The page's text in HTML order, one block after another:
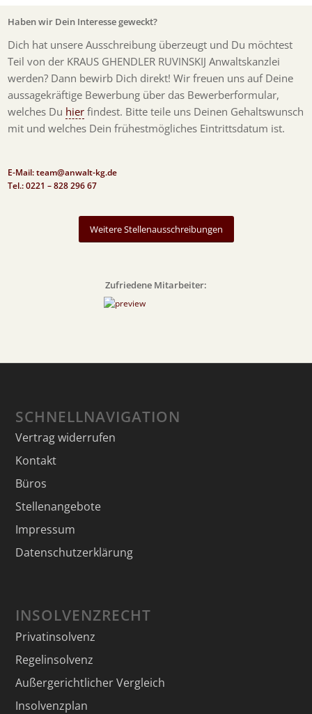
Haben wir Dein Interesse geweckt?
Dich hat unsere Ausschreibung überzeugt und Du möchtest
Teil von der KRAUS GHENDLER RUVINSKIJ Anwaltskanzlei
werden? Dann bewirb Dich direkt! Wir freuen uns auf Deine
aussagekräftige Bewerbung über das Bewerberformular,
welches Du hier findest. Bitte teile uns Deinen Gehaltswunsch
mit und welches Dein frühestmögliches Eintrittsdatum ist.
E-Mail: team@anwalt-kg.de
Tel.: 0221 – 828 296 67
Weitere Stellenausschreibungen
Zufriedene Mitarbeiter:
SCHNELLNAVIGATION
Vertrag widerrufen
Kontakt
Büros
Stellenangebote
Impressum
Datenschutzerklärung
INSOLVENZRECHT
Privatinsolvenz
Regelinsolvenz
Außergerichtlicher Vergleich
Insolvenzplan